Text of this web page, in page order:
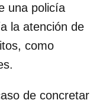
una policía
la atención de
como
de concretar